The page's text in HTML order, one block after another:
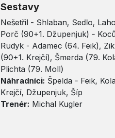
Sestavy
Nešetřil - Shlaban, Sedlo,
Porč (90+1. Džupenjuk) -
Rudyk - Adamec (64. Feik),
(90+1. Krejčí), Šmerda (79.
Plichta (79. Moll)
Náhradníci: Špelda - Feik,
Krejčí, Džupenjuk, Šíp
Trenér: Michal Kugler